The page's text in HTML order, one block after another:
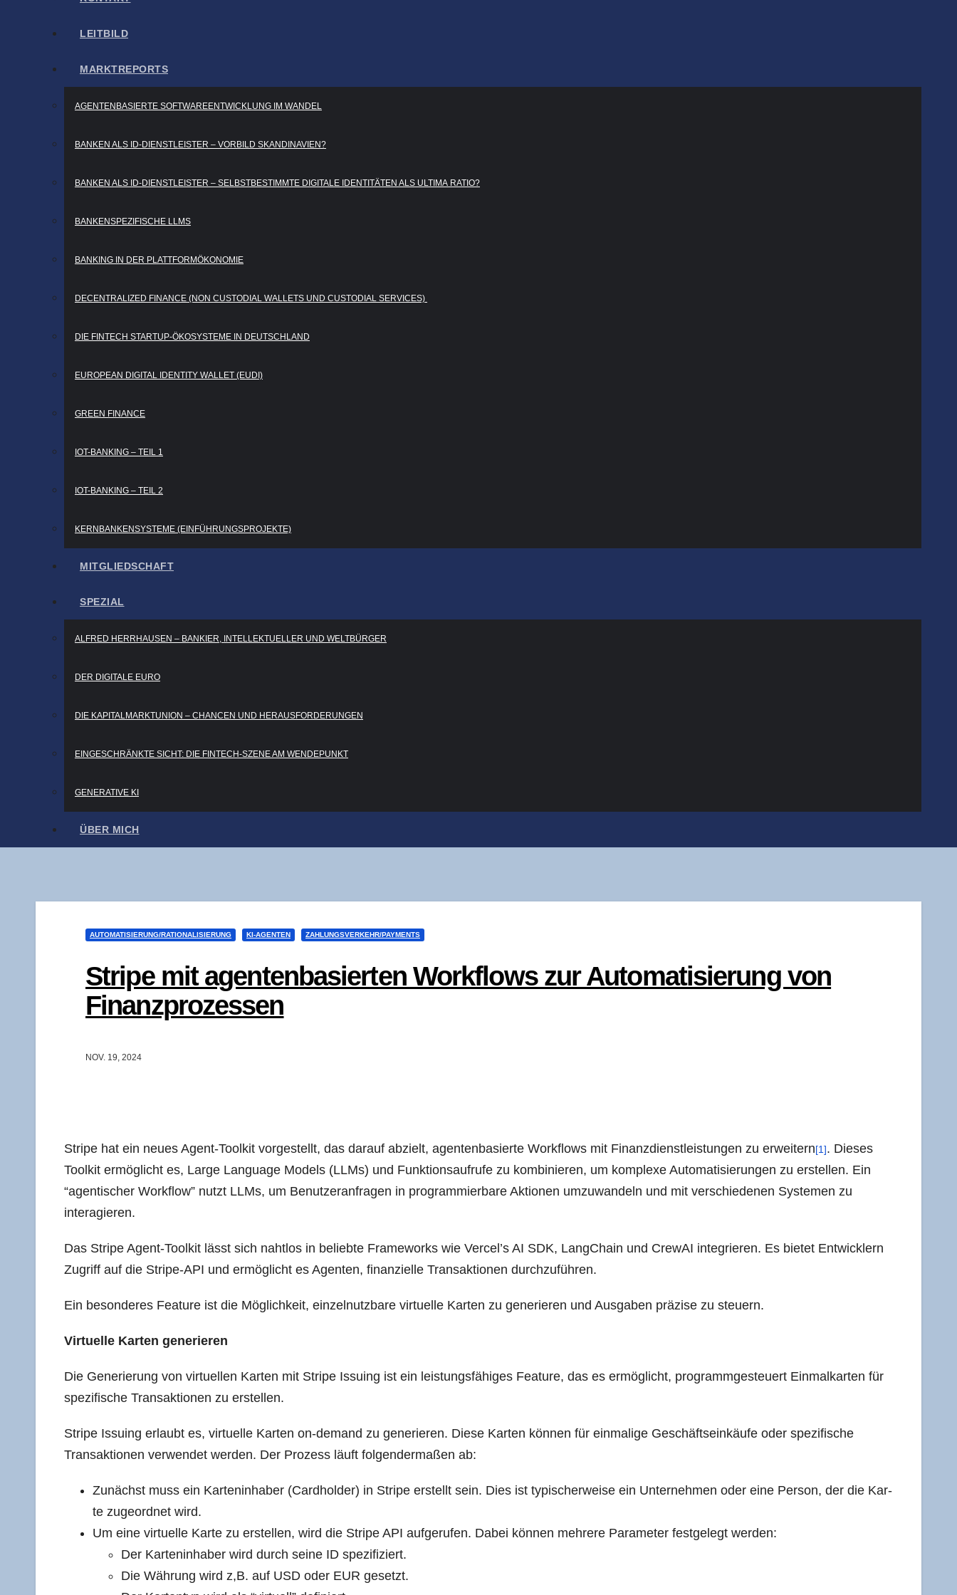
LEIT­BILD
MARKT­RE­PORTS
AGEN­TEN­BA­SIER­TE SOFT­WARE­ENT­WICK­LUNG IM WANDEL
BAN­KEN ALS ID-DIENST­LEIS­TER – VOR­BILD SKANDINAVIEN?
BAN­KEN ALS ID-DIENST­LEIS­TER – SELBST­BE­STIMM­TE DIGI­TA­LE IDEN­TI­TÄ­TEN ALS ULTI­MA RATIO?
BAN­KEN­SPE­ZI­FI­SCHE LLMS
BAN­KING IN DER PLATTFORMÖKONOMIE
DECEN­TRA­LI­ZED FINAN­CE (NON CUS­TO­DI­AL WAL­LETS UND CUS­TO­DI­AL SERVICES)
DIE FIN­TECH START­UP-ÖKO­SYS­TE­ME IN DEUTSCHLAND
EURO­PEAN DIGI­TAL IDEN­TI­TY WAL­LET (EUDI)
GREEN FINAN­CE
IOT-BAN­KING – TEIL 1
IOT-BAN­KING – TEIL 2
KERN­BAN­KEN­SYS­TE­ME (EIN­FÜH­RUNGS­PRO­JEK­TE)
MIT­GLIED­SCHAFT
SPE­ZI­AL
ALFRED HERR­HAU­SEN – BAN­KIER, INTEL­LEK­TU­EL­LER UND WELTBÜRGER
DER DIGI­TA­LE EURO
DIE KAPI­TAL­MARKT­UNI­ON – CHAN­CEN UND HERAUSFORDERUNGEN
EIN­GE­SCHRÄNK­TE SICHT: DIE FIN­TECH-SZE­NE AM WENDEPUNKT
GENE­RA­TI­VE KI
ÜBER MICH
AUTOMATISIERUNG/RATIONALISIERUNG KI-AGENTEN ZAHLUNGSVERKEHR/PAYMENTS
Stri­pe mit agen­ten­ba­sier­ten Work­flows zur Auto­ma­ti­sie­rung von
Finanzprozessen
NOV. 19, 2024
Stri­pe hat ein neu­es Agent-Tool­kit vor­ge­stellt, das dar­auf abzielt, agen­ten­ba­sier­te Work­flows mit Finanz­dienst­leis­tun­gen zu erwei­tern[1]. Die­ses
Tool­kit ermög­licht es, Lar­ge Lan­guage Models (LLMs) und Funk­ti­ons­auf­ru­fe zu kom­bi­nie­ren, um kom­ple­xe Auto­ma­ti­sie­run­gen zu erstel­len. Ein
“agen­ti­scher Work­flow” nutzt LLMs, um Benut­zer­an­fra­gen in pro­gram­mier­ba­re Aktio­nen umzu­wan­deln und mit ver­schie­de­nen Sys­te­men zu
interagieren.
Das Stri­pe Agent-Tool­kit lässt sich naht­los in belieb­te Frame­works wie Vercel’s AI SDK, Lang­Chain und Cre­wAI inte­grie­ren. Es bie­tet Ent­wick­lern
Zugriff auf die Stri­pe-API und ermög­licht es Agen­ten, finan­zi­el­le Trans­ak­tio­nen durchzuführen.
Ein beson­de­res Fea­ture ist die Mög­lich­keit, ein­zel­nutz­ba­re vir­tu­el­le Kar­ten zu gene­rie­ren und Aus­ga­ben prä­zi­se zu steuern.
Vir­tu­el­le Kar­ten generieren
Die Gene­rie­rung von vir­tu­el­len Kar­ten mit Stri­pe Issuing ist ein leis­tungs­fä­hi­ges Fea­ture, das es ermög­licht, pro­gramm­ge­steu­ert Ein­mal­kar­ten für
spe­zi­fi­sche Trans­ak­tio­nen zu erstellen.
Stri­pe Issuing erlaubt es, vir­tu­el­le Kar­ten on-demand zu gene­rie­ren. Die­se Kar­ten kön­nen für ein­ma­li­ge Geschäfts­ein­käu­fe oder spe­zi­fi­sche
Trans­ak­tio­nen ver­wen­det wer­den. Der Pro­zess läuft fol­gen­der­ma­ßen ab:
Zunächst muss ein Kar­ten­in­ha­ber (Card­hol­der) in Stri­pe erstellt sein. Dies ist typi­scher­wei­se ein Unter­neh­men oder eine Per­son, der die Kar­
te zuge­ord­net wird.
Um eine vir­tu­el­le Kar­te zu erstel­len, wird die Stri­pe API auf­ge­ru­fen. Dabei kön­nen meh­re­re Para­me­ter fest­ge­legt werden:
Der Kar­ten­in­ha­ber wird durch sei­ne ID spezifiziert.
Die Wäh­rung wird z,B. auf USD oder EUR gesetzt.